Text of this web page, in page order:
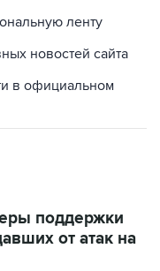
ленту
новостей сайта
в официальном
поддержки
от атак на